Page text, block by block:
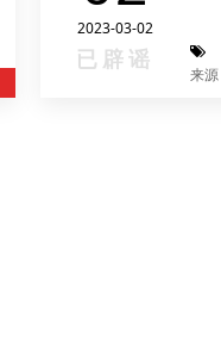
2023-03-02
已辟谣
来